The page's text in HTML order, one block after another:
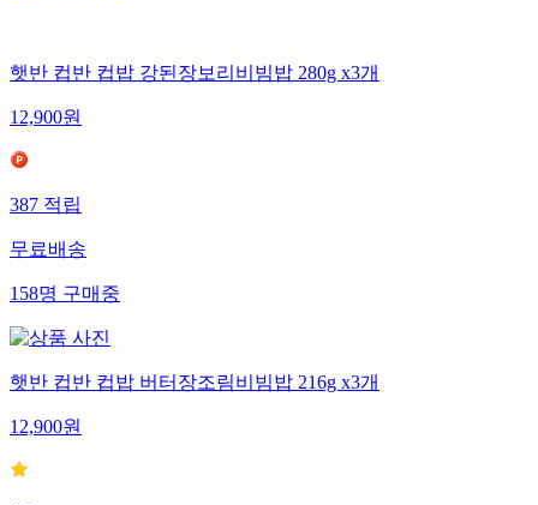
햇반 컵반 컵밥 강된장보리비빔밥 280g x3개
12,900원
387적립
무료배송
158명구매중
햇반 컵반 컵밥 버터장조림비빔밥 216g x3개
12,900원